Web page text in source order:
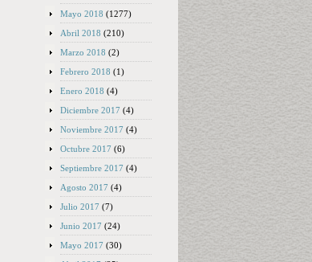
Mayo 2018 (1277)
Abril 2018 (210)
Marzo 2018 (2)
Febrero 2018 (1)
Enero 2018 (4)
Diciembre 2017 (4)
Noviembre 2017 (4)
Octubre 2017 (6)
Septiembre 2017 (4)
Agosto 2017 (4)
Julio 2017 (7)
Junio 2017 (24)
Mayo 2017 (30)